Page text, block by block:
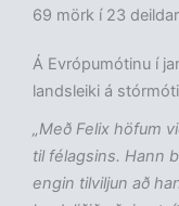
69 mörk í 23
Á Evrópumótinu í
landsleiki á
„Með Felix höfum
til félagsins. Hann
engin tilviljun að